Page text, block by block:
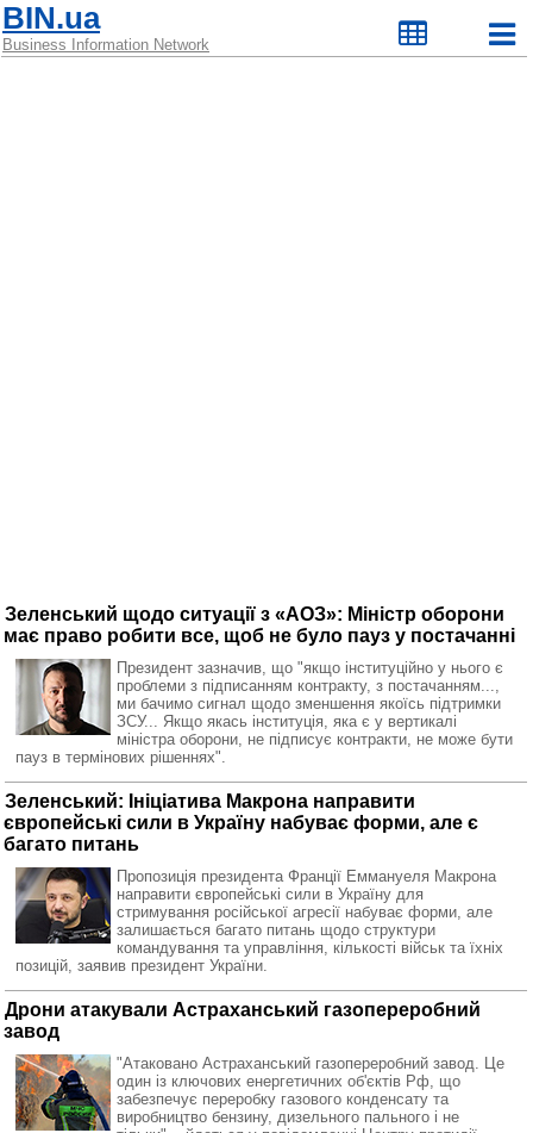
BIN.ua
Business Information Network
Зеленський щодо ситуації з «АОЗ»: Міністр оборони
має право робити все, щоб не було пауз у постачанні
Президент зазначив, що "якщо інституційно у нього є
проблеми з підписанням контракту, з постачанням...,
ми бачимо сигнал щодо зменшення якоїсь підтримки
ЗСУ... Якщо якась інституція, яка є у вертикалі
міністра оборони, не підписує контракти, не може бути
пауз в термінових рішеннях".
Зеленський: Ініціатива Макрона направити
європейські сили в Україну набуває форми, але є
багато питань
Пропозиція президента Франції Еммануеля Макрона
направити європейські сили в Україну для
стримування російської агресії набуває форми, але
залишається багато питань щодо структури
командування та управління, кількості військ та їхніх
позицій, заявив президент України.
Дрони атакували Астраханський газопереробний
завод
"Атаковано Астраханський газопереробний завод. Це
один із ключових енергетичних об'єктів Рф, що
забезпечує переробку газового конденсату та
виробництво бензину, дизельного пального і не